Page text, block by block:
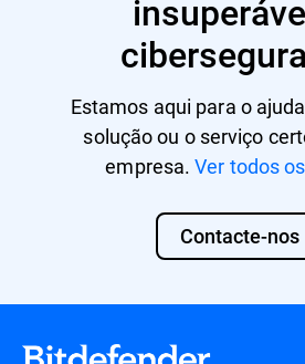
Estamos aqui para o
solução ou o serviço
empresa.Ver todos
Contacte-nos